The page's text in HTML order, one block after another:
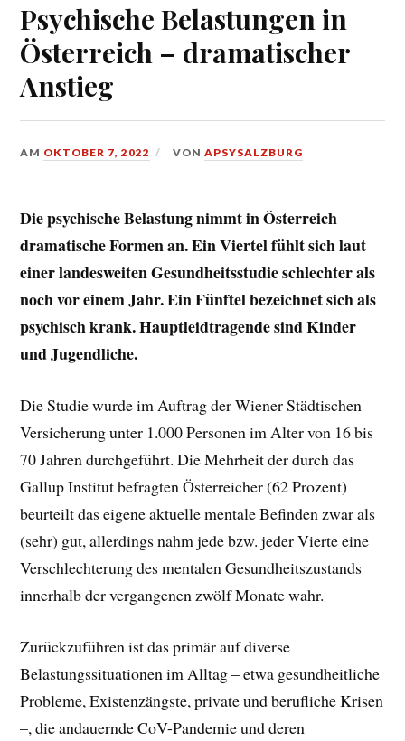
Psychische Belastungen in
Österreich – dramatischer
Anstieg
AM OKTOBER 7, 2022 VONAPSYSALZBURG
Die psychische Belastung nimmt in Österreich
dramatische Formen an. Ein Viertel fühlt sich laut
einer landesweiten Gesundheitsstudie schlechter als
noch vor einem Jahr. Ein Fünftel bezeichnet sich als
psychisch krank. Hauptleidtragende sind Kinder
und Jugendliche.
Die Studie wurde im Auftrag der Wiener Städtischen
Versicherung unter 1.000 Personen im Alter von 16 bis
70 Jahren durchgeführt. Die Mehrheit der durch das
Gallup Institut befragten Österreicher (62 Prozent)
beurteilt das eigene aktuelle mentale Befinden zwar als
(sehr) gut, allerdings nahm jede bzw. jeder Vierte eine
Verschlechterung des mentalen Gesundheitszustands
innerhalb der vergangenen zwölf Monate wahr.
Zurückzuführen ist das primär auf diverse
Belastungssituationen im Alltag – etwa gesundheitliche
Probleme, Existenzängste, private und berufliche Krisen
–, die andauernde CoV-Pandemie und deren